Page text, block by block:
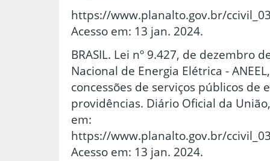
https://www.planalto.gov.br/
Acesso em: 13 jan. 2024.
BRASIL. Lei nº 9.427, de dezembro
Nacional de Energia Elétrica -
concessões de serviços públicos de
providências. Diário Oficial da
em:
https://www.planalto.gov.br/
Acesso em: 13 jan. 2024.